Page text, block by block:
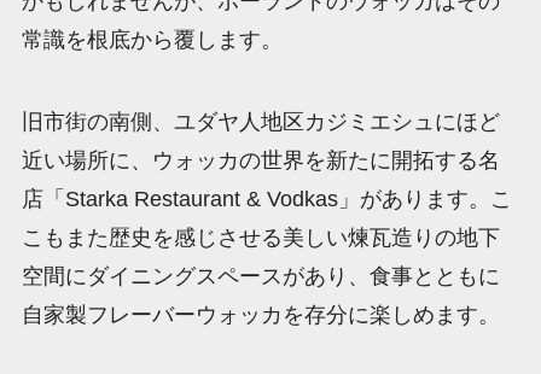
常識を根底から覆します。
旧市街の南側、ユダヤ人地区カジミエシュにほど
近い場所に、ウォッカの世界を新たに開拓する名
店「Starka Restaurant & Vodkas」があります。こ
こもまた歴史を感じさせる美しい煉瓦造りの地下
空間にダイニングスペースがあり、食事とともに
自家製フレーバーウォッカを存分に楽しめます。